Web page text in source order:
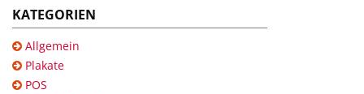
KATEGORIEN
Allgemein
Plakate
POS